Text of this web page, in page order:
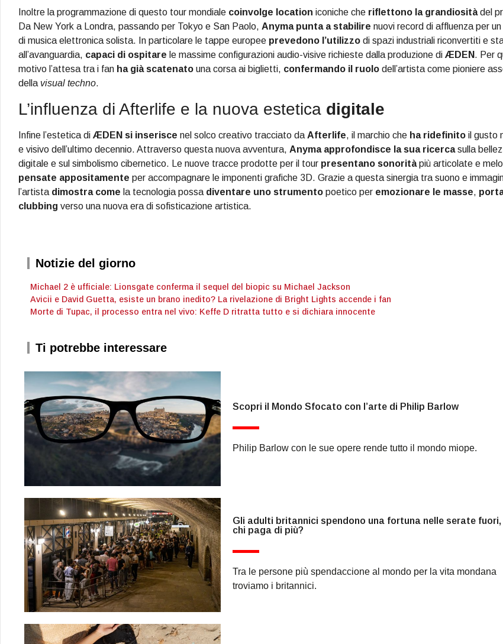
Inoltre la programmazione di questo tour mondiale coinvolge location iconiche che riflettono la grandiositàdel
Da New York a Londra, passando per Tokyo e San Paolo, Anyma punta a stabilire nuovi record di affluenza per
di musica elettronica solista. In particolare le tappe europee prevedono l’utilizzo di spazi industriali riconvertiti e
all’avanguardia, capaci di ospitare le massime configurazioni audio-visive richieste dalla produzione di ÆDEN . Per
motivo l’attesa tra i fan ha già scatenato una corsa ai biglietti, confermando il ruolo dell’artista come pioniere
della visual techno.
L’influenza di Afterlife e la nuova estetica digitale
Infine l’estetica di ÆDEN si inserisce nel solco creativo tracciato da Afterlife, il marchio che ha ridefinito il gusto
e visivo dell’ultimo decennio. Attraverso questa nuova avventura, Anyma approfondisce la sua ricercasulla
digitale e sul simbolismo cibernetico. Le nuove tracce prodotte per il tour presentano sonoritàpiù articolate e
pensate appositamente per accompagnare le imponenti grafiche 3D. Grazie a questa sinergia tra suono e
l’artista dimostra come la tecnologia possa diventare uno strumento poetico per emozionare le masse,
clubbing verso una nuova era di sofisticazione artistica.
Notizie del giorno
Michael 2 è ufficiale: Lionsgate conferma il sequel del biopic su Michael Jackson
Avicii e David Guetta, esiste un brano inedito? La rivelazione di Bright Lights accende i fan
Morte di Tupac, il processo entra nel vivo: Keffe D ritratta tutto e si dichiara innocente
Ti potrebbe interessare
Scopri il Mondo Sfocato con l’arte di Philip Barlow
Philip Barlow con le sue opere rende tutto il mondo miope.
Gli adulti britannici spendono una fortuna nelle serate fuori,
chi paga di più?
Tra le persone più spendaccione al mondo per la vita mondana
troviamo i britannici.